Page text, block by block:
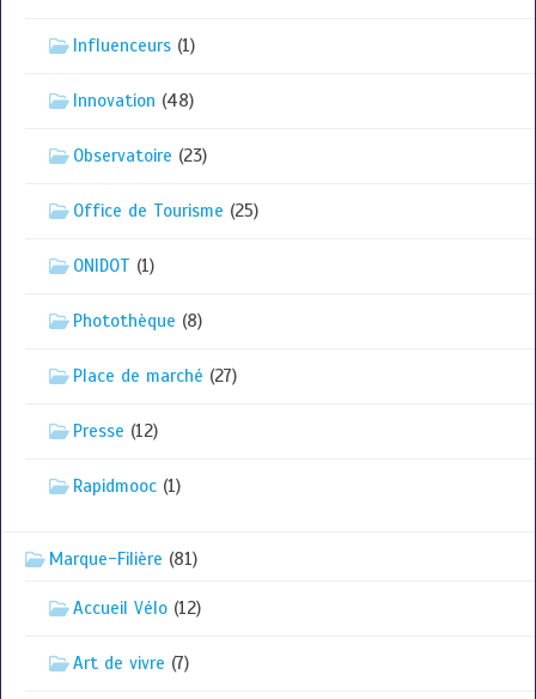
Influenceurs (1)
Innovation (48)
Observatoire (23)
Office de Tourisme (25)
ONIDOT (1)
Photothèque (8)
Place de marché (27)
Presse (12)
Rapidmooc (1)
Marque-Filière (81)
Accueil Vélo (12)
Art de vivre (7)